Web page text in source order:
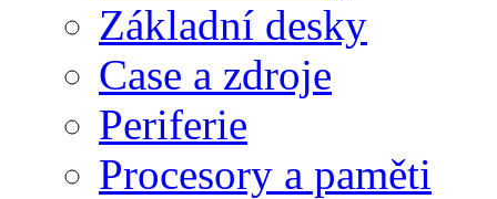
Základní desky
Case a zdroje
Periferie
Procesory a paměti